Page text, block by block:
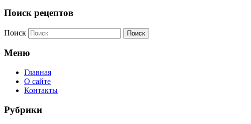
Поиск рецептов
Поиск
Меню
Главная
О сайте
Контакты
Рубрики